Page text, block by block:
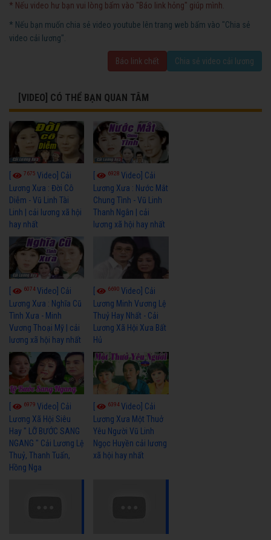
* Nếu video hư bạn vui lòng bấm vào "Báo link hỏng" giúp mình.
* Nếu bạn muốn chia sẻ video youtube lên trang web bấm vào "Chia sẻ
video cải lương".
Báo link chết Chia sẻ video cải lương
[VIDEO] CÓ THỂ BẠN QUAN TÂM
7675 Video] Cải
Lương Xưa : Đời Cô
Diễm - Vũ Linh Tài
Linh | cải lương xã hội
hay nhất
6928Video] Cải
Lương Xưa : Nước Mắt
Chung Tình - Vũ Linh
Thanh Ngân | cải
lương xã hội hay nhất
6074Video] Cải
Lương Xưa : Nghĩa Cũ
Tình Xưa - Minh
Vương Thoại Mỹ | cải
lương xã hội hay nhất
6690Video] Cải
Lương Minh Vương Lệ
Thuỷ Hay Nhất - Cải
Lương Xã Hội Xưa Bất
Hủ
6979 Video] Cải
Lương Xã Hội Siêu
Hay " LỠ BƯỚC SANG
NGANG " Cải Lương Lệ
Thuỷ, Thanh Tuấn,
Hồng Nga
6394Video] Cải
Lương Xưa Một Thuở
Yêu Người Vũ Linh
Ngọc Huyền cải lương
xã hội hay nhất